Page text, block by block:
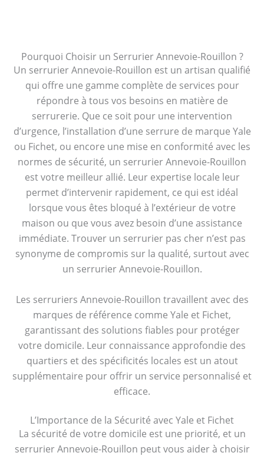
Pourquoi Choisir un Serrurier Annevoie-Rouillon ?
Un serrurier Annevoie-Rouillon est un artisan qualifié
qui offre une gamme complète de services pour
répondre à tous vos besoins en matière de
serrurerie. Que ce soit pour une intervention
d’urgence, l’installation d’une serrure de marque Yale
ou Fichet, ou encore une mise en conformité avec les
normes de sécurité, un serrurier Annevoie-Rouillon
est votre meilleur allié. Leur expertise locale leur
permet d’intervenir rapidement, ce qui est idéal
lorsque vous êtes bloqué à l’extérieur de votre
maison ou que vous avez besoin d’une assistance
immédiate. Trouver un serrurier pas cher n’est pas
synonyme de compromis sur la qualité, surtout avec
un serrurier Annevoie-Rouillon.
Les serruriers Annevoie-Rouillon travaillent avec des
marques de référence comme Yale et Fichet,
garantissant des solutions fiables pour protéger
votre domicile. Leur connaissance approfondie des
quartiers et des spécificités locales est un atout
supplémentaire pour offrir un service personnalisé et
efficace.
L’Importance de la Sécurité avec Yale et Fichet
La sécurité de votre domicile est une priorité, et un
serrurier Annevoie-Rouillon peut vous aider à choisir